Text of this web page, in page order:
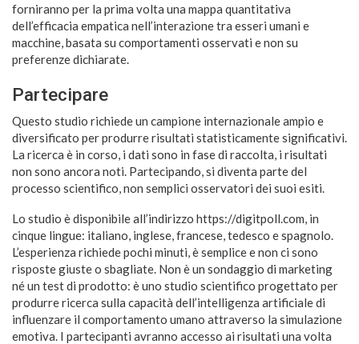
forniranno per la prima volta una mappa quantitativa
dell’efficacia empatica nell’interazione tra esseri umani e
macchine, basata su comportamenti osservati e non su
preferenze dichiarate.
Partecipare
Questo studio richiede un campione internazionale ampio e
diversificato per produrre risultati statisticamente significativi.
La ricerca è in corso, i dati sono in fase di raccolta, i risultati
non sono ancora noti. Partecipando, si diventa parte del
processo scientifico, non semplici osservatori dei suoi esiti.
Lo studio è disponibile all’indirizzo https://digitpoll.com, in
cinque lingue: italiano, inglese, francese, tedesco e spagnolo.
L’esperienza richiede pochi minuti, è semplice e non ci sono
risposte giuste o sbagliate. Non è un sondaggio di marketing
né un test di prodotto: è uno studio scientifico progettato per
produrre ricerca sulla capacità dell’intelligenza artificiale di
influenzare il comportamento umano attraverso la simulazione
emotiva. I partecipanti avranno accesso ai risultati una volta